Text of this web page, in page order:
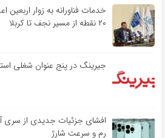
خدمات فناورانه به زوار اربعین
۲۰ نقطه از مسیر نجف تا کربلا
جیرینگ در پنج عنوان شغلی
رم و سرعت شارژ